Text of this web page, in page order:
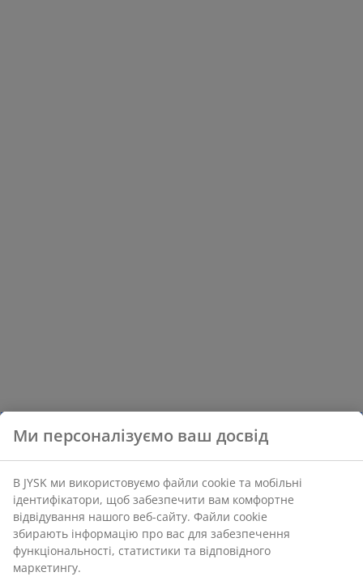
Ми персоналізуємо ваш досвід
В JYSK ми використовуємо файли cookie та мобільні
ідентифікатори, щоб забезпечити вам комфортне
відвідування нашого веб-сайту. Файли cookie
збирають інформацію про вас для забезпечення
функціональності, статистики та відповідного
маркетингу.